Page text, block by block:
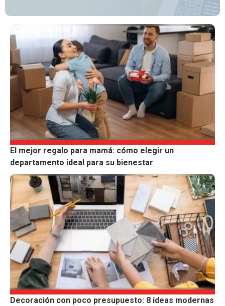
El mejor regalo para mamá: cómo elegir un
departamento ideal para su bienestar
Decoración con poco presupuesto: 8 ideas modernas